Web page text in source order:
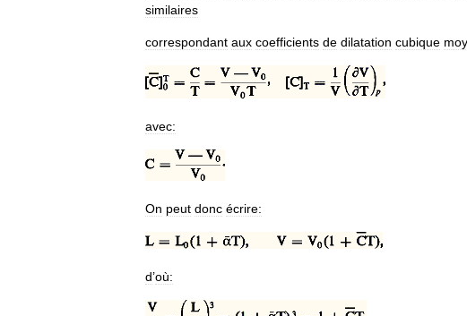
similaires
correspondant aux coefficients de dilatation cubique
avec:
On peut donc écrire:
d’où: